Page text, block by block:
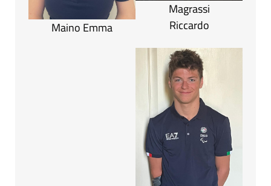
Maino Emma
Magrassi
Riccardo